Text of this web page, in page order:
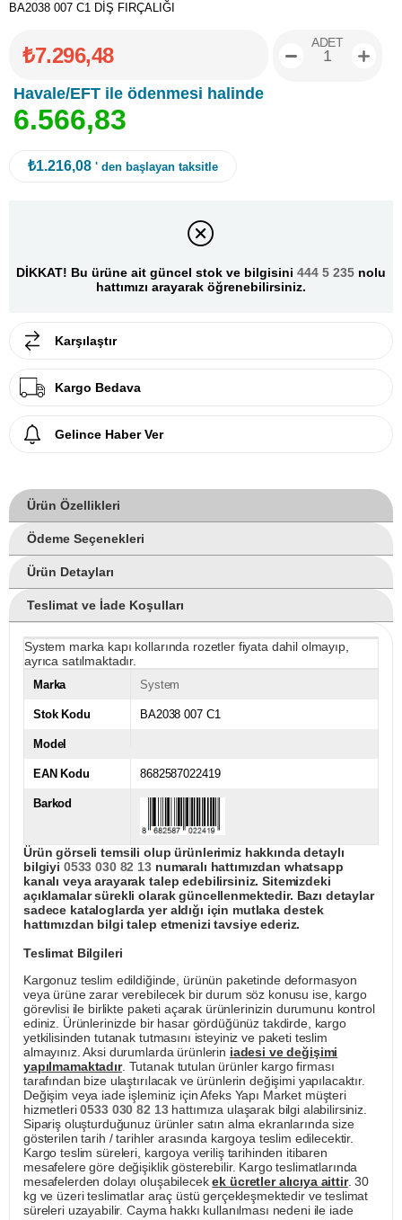
BA2038 007 C1 DİŞ FIRÇALIĞI
₺7.296,48
Havale/EFT ile ödenmesi halinde
6.566,83
ADET
₺1.216,08 ' den başlayan taksitle
DİKKAT! Bu ürüne ait güncel stok ve bilgisini 444 5 235 nolu
hattımızı arayarak öğrenebilirsiniz.
Karşılaştır
Kargo Bedava
Gelince Haber Ver
Ürün Özellikleri
Ödeme Seçenekleri
Ürün Detayları
Teslimat ve İade Koşulları
System marka kapı kollarında rozetler fiyata dahil olmayıp,
ayrıca satılmaktadır.
Marka System
Stok Kodu BA2038 007 C1
Model
EAN Kodu 8682587022419
Barkod
Ürün görseli temsili olup ürünlerimiz hakkında detaylı
bilgiyi 0533 030 82 13numaralı hattımızdan whatsapp
kanalı veya arayarak talep edebilirsiniz. Sitemizdeki
açıklamalar sürekli olarak güncellenmektedir. Bazı detaylar
sadece kataloglarda yer aldığı için mutlaka destek
hattımızdan bilgi talep etmenizi tavsiye ederiz.
Teslimat Bilgileri
Kargonuz teslim edildiğinde, ürünün paketinde deformasyon
veya ürüne zarar verebilecek bir durum söz konusu ise, kargo
görevlisi ile birlikte paketi açarak ürünlerinizin durumunu kontrol
ediniz. Ürünlerinizde bir hasar gördüğünüz takdirde, kargo
yetkilisinden tutanak tutmasını isteyiniz ve paketi teslim
almayınız. Aksi durumlarda ürünlerin iadesi ve değişimi
yapılmamaktadır. Tutanak tutulan ürünler kargo firması
tarafından bize ulaştırılacak ve ürünlerin değişimi yapılacaktır.
Değişim veya iade işleminiz için Afeks Yapı Market müşteri
hizmetleri0533 030 82 13hattımıza ulaşarak bilgi alabilirsiniz.
Sipariş oluşturduğunuz ürünler satın alma ekranlarında size
gösterilen tarih / tarihler arasında kargoya teslim edilecektir.
Kargo teslim süreleri, kargoya veriliş tarihinden itibaren
mesafelere göre değişiklik gösterebilir. Kargo teslimatlarında
mesafelerden dolayı oluşabilecekek ücretler alıcıya aittir. 30
kg ve üzeri teslimatlar araç üstü gerçekleşmektedir ve teslimat
süreleri uzayabilir. Cayma hakkı kullanılması nedeni ile iade